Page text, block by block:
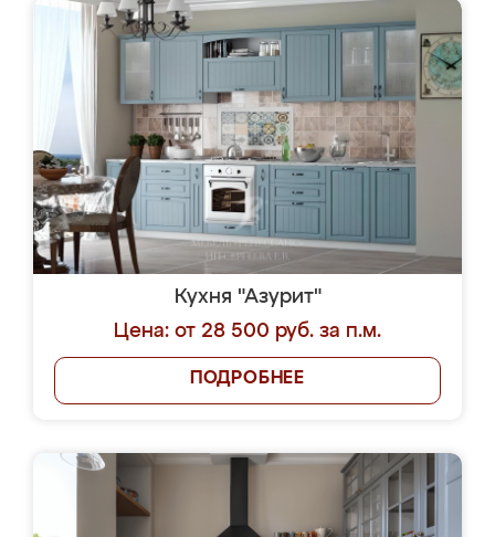
Кухня "Азурит"
Цена: от 28 500 руб. за п.м.
ПОДРОБНЕЕ